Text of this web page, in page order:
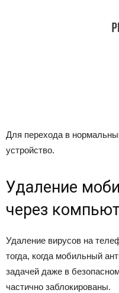
Для перехода в
устройство.
Удаление
через
Удаление вирусов на
тогда, когда мобильный
задачей даже в
частично заблокированы.